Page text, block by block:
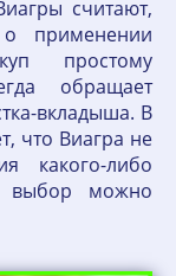
считают,
применении
простому
обращает
вкладыша. В
что Виагра не
какого-либо
выбор можно